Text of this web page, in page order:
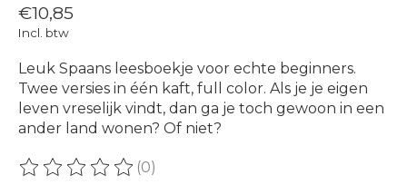
€10,85
Incl. btw
Leuk Spaans leesboekje voor echte beginners.
Twee versies in één kaft, full color. Als je je eigen
leven vreselijk vindt, dan ga je toch gewoon in een
ander land wonen? Of niet?
De beoordeling van dit product is
(0)